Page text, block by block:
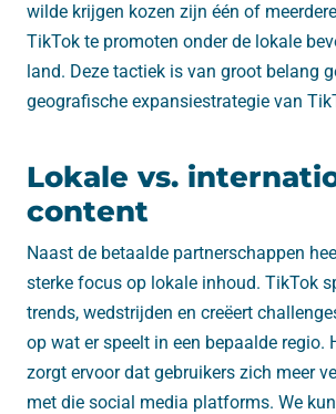
wilde krijgen kozen zijn één of
TikTok te promoten onder de lokale
land. Deze tactiek is van groot belang
geografische expansiestrategie van
Lokale vs.
content
Naast de betaalde partnerschappen
sterke focus op lokale inhoud. TikTok
trends, wedstrijden en creëert
op wat er speelt in een bepaalde regio.
zorgt ervoor dat gebruikers zich meer
met die social media platforms. We